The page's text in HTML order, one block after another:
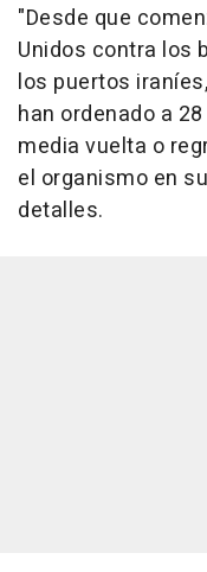
"Desde que
Unidos contra los
los puertos
han ordenado a
media vuelta o
el organismo en
detalles.